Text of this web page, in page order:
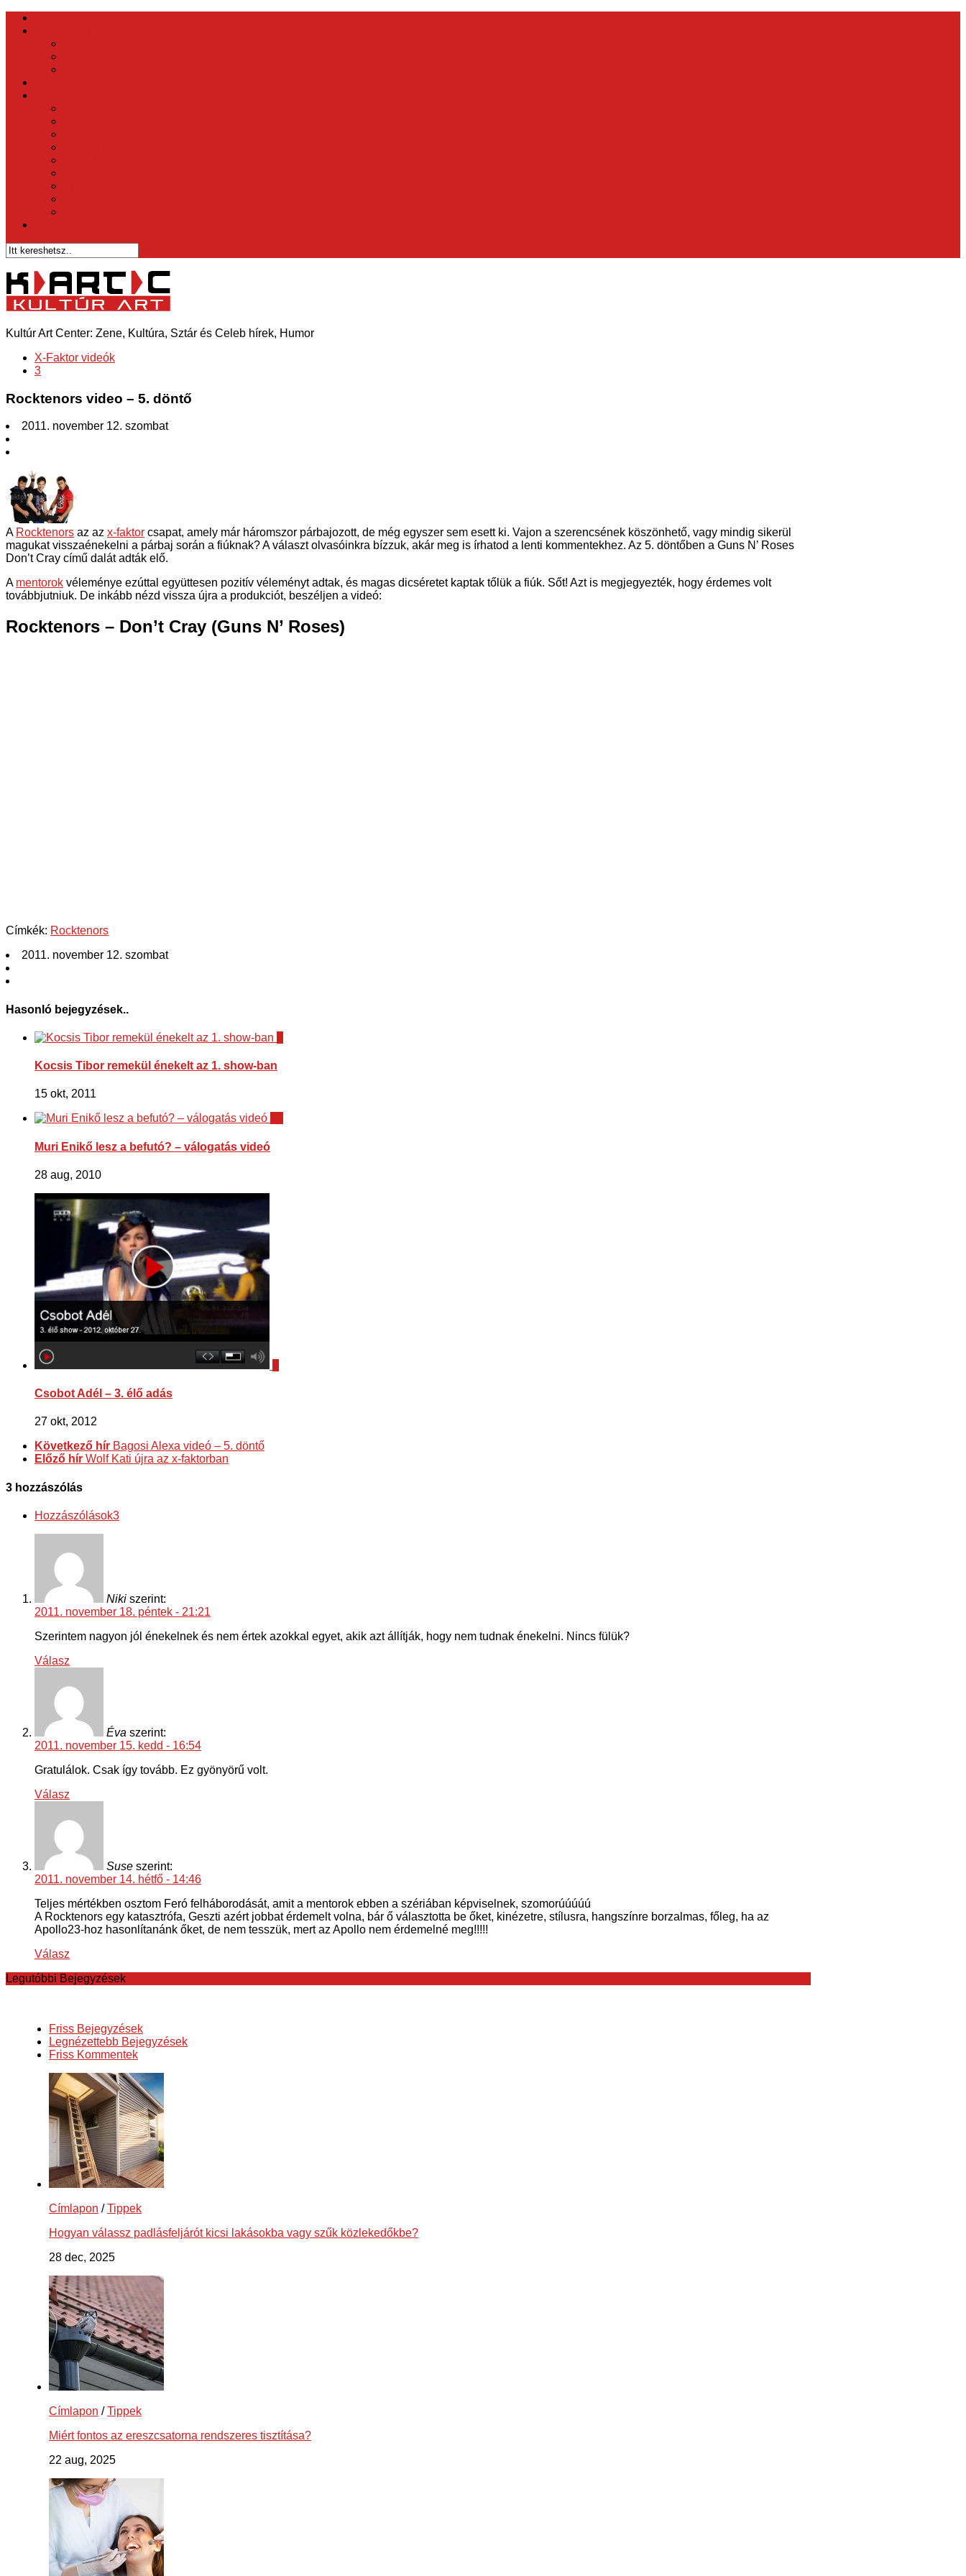
Kultúr Art Center: Zene, Kultúra, Sztár és Celeb hírek, Humor
X-Faktor videók
3
Rocktenors video – 5. döntő
2011. november 12. szombat
A Rocktenors az az x-faktor csapat, amely már háromszor párbajozott, de még egyszer sem esett ki. Vajon a szerencsének köszönhető, vagy mindig sikerül
magukat visszaénekelni a párbaj során a fiúknak? A választ olvasóinkra bízzuk, akár meg is írhatod a lenti kommentekhez. Az 5. döntőben a Guns N’ Roses
Don’t Cray című dalát adták elő.
A mentorok véleménye ezúttal együttesen pozitív véleményt adtak, és magas dicséretet kaptak tőlük a fiúk. Sőt! Azt is megjegyezték, hogy érdemes volt
továbbjutniuk. De inkább nézd vissza újra a produkciót, beszéljen a videó:
Rocktenors – Don’t Cray (Guns N’ Roses)
Címkék: Rocktenors
2011. november 12. szombat
Hasonló bejegyzések..
Kocsis Tibor remekül énekelt az 1. show-ban
15 okt, 2011
Muri Enikő lesz a befutó? – válogatás videó
28 aug, 2010
Csobot Adél – 3. élő adás
27 okt, 2012
Következő hír Bagosi Alexa videó – 5. döntő
Előző hír Wolf Kati újra az x-faktorban
3 hozzászólás
Hozzászólások3
Niki szerint:
2011. november 18. péntek - 21:21
Szerintem nagyon jól énekelnek és nem értek azokkal egyet, akik azt állítják, hogy nem tudnak énekelni. Nincs fülük?
Válasz
Éva szerint:
2011. november 15. kedd - 16:54
Gratulálok. Csak így tovább. Ez gyönyörű volt.
Válasz
Suse szerint:
2011. november 14. hétfő - 14:46
Teljes mértékben osztom Feró felháborodását, amit a mentorok ebben a szériában képviselnek, szomorúúúúú
A Rocktenors egy katasztrófa, Geszti azért jobbat érdemelt volna, bár ő választotta be őket, kinézetre, stílusra, hangszínre borzalmas, főleg, ha az
Apollo23-hoz hasonlítanánk őket, de nem tesszük, mert az Apollo nem érdemelné meg!!!!!
Válasz
Legutóbbi Bejegyzések
Friss Bejegyzések
Legnézettebb Bejegyzések
Friss Kommentek
Címlapon /Tippek
Hogyan válassz padlásfeljárót kicsi lakásokba vagy szűk közlekedőkbe?
28 dec, 2025
Címlapon /Tippek
Miért fontos az ereszcsatorna rendszeres tisztítása?
22 aug, 2025